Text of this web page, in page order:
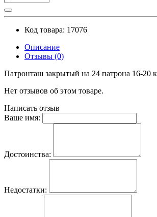
Код товара: 17076
Описание
Отзывы (0)
Патронташ закрытый на 24 патрона 16-20
Нет отзывов об этом товаре.
Написать отзыв
Ваше имя:
Достоинства:
Недостатки: